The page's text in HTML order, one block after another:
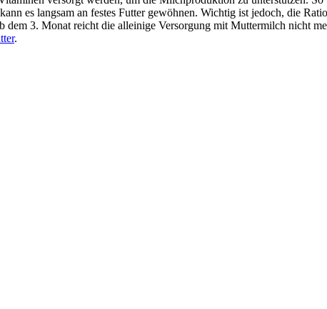
es langsam an festes Futter gewöhnen. Wichtig ist jedoch, die
3. Monat reicht die alleinige Versorgung mit Muttermilch nicht
.